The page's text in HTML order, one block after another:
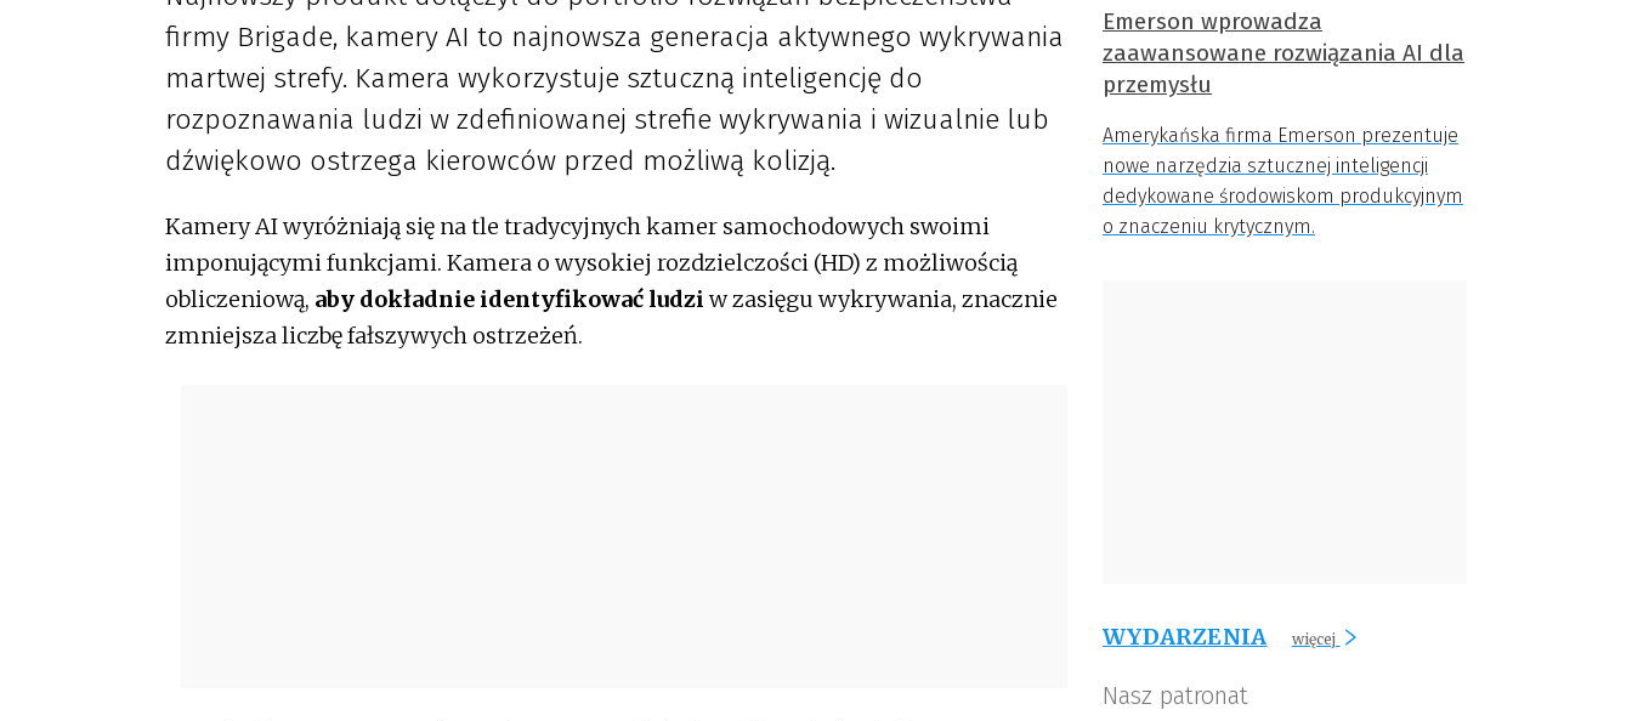
firmy Brigade, kamery AI to najnowsza generacja aktywnego wykrywania
martwej strefy. Kamera wykorzystuje sztuczną inteligencję do
rozpoznawania ludzi w zdefiniowanej strefie wykrywania i wizualnie lub
dźwiękowo ostrzega kierowców przed możliwą kolizją.
Kamery AI wyróżniają się na tle tradycyjnych kamer samochodowych swoimi
imponującymi funkcjami. Kamera o wysokiej rozdzielczości (HD) z możliwością
obliczeniową, aby dokładnie identyfikować ludziw zasięgu wykrywania, znacznie
zmniejsza liczbę fałszywych ostrzeżeń.
Emerson wprowadza
zaawansowane rozwiązania AI dla
przemysłu
Amerykańska firma Emerson prezentuje
nowe narzędzia sztucznej inteligencji
dedykowane środowiskom produkcyjnym
o znaczeniu krytycznym.
WYDARZENIA więcej
Nasz patronat